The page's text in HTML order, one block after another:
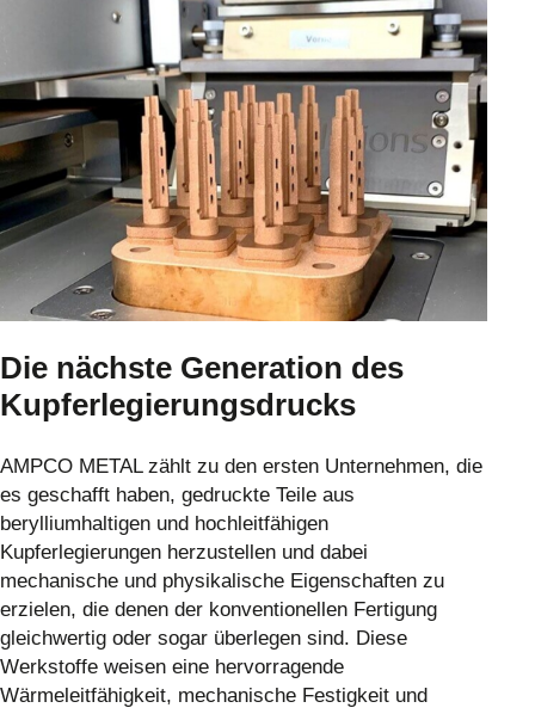
Die nächste Generation des
Kupferlegierungsdrucks
AMPCO METAL zählt zu den ersten Unternehmen, die
es geschafft haben, gedruckte Teile aus
berylliumhaltigen und hochleitfähigen
Kupferlegierungen herzustellen und dabei
mechanische und physikalische Eigenschaften zu
erzielen, die denen der konventionellen Fertigung
gleichwertig oder sogar überlegen sind. Diese
Werkstoffe weisen eine hervorragende
Wärmeleitfähigkeit, mechanische Festigkeit und